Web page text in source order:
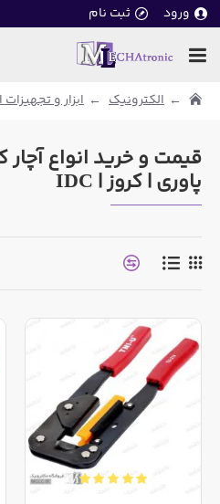
ورود ثبت نام
الکترونیک ابزار و
قیمت و خرید انواع آچار
پاوری | کروز | IDC